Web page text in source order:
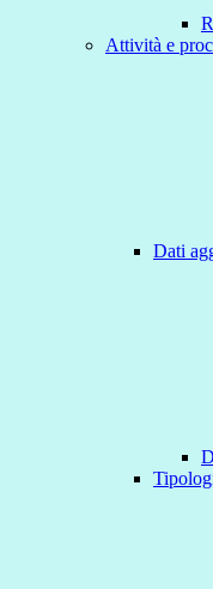
Attività e
Dati